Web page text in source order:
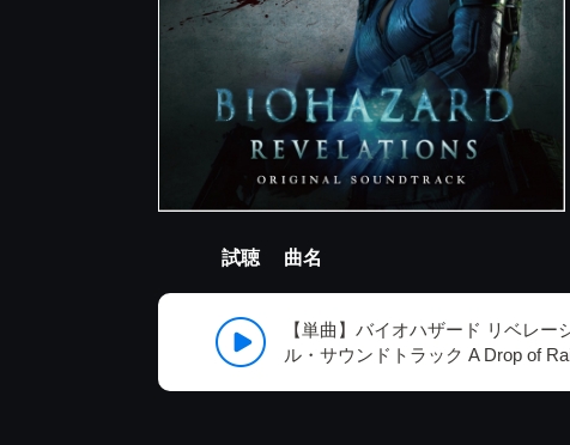
試聴 曲名
【単曲】バイオハザード リベレー
ル・サウンドトラック A Drop of